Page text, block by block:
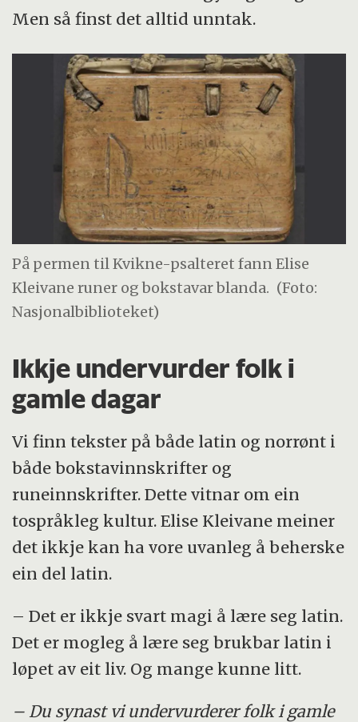
Men så finst det alltid unntak.
På permen til Kvikne-psalteret fann Elise
Kleivane runer og bokstavar blanda. (Foto:
Nasjonalbiblioteket)
Ikkje undervurder folk i
gamle dagar
Vi finn tekster på både latin og norrønt i
både bokstavinnskrifter og
runeinnskrifter. Dette vitnar om ein
tospråkleg kultur. Elise Kleivane meiner
det ikkje kan ha vore uvanleg å beherske
ein del latin.
– Det er ikkje svart magi å lære seg latin.
Det er mogleg å lære seg brukbar latin i
løpet av eit liv. Og mange kunne litt.
– Du synast vi undervurderer folk i gamle